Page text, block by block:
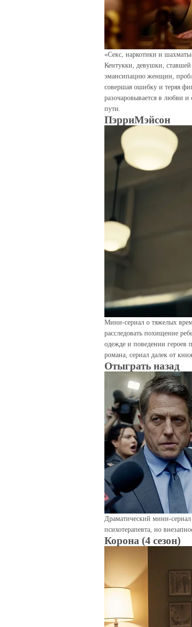
«Секс, наркотики и
Кентукки, девушки, ставшей
эмансипацию женщин,
совершая ошибку и теряя
разочаровывается в любви и
пути.
ПэрриМэйсон
Мини-сериал о тяжелых
расследовать похищение
одежде и поведении героев
романа, сериал далек от
Отыграть назад
Драматический мини-
психотерапевта, но
Корона (4 сезон)